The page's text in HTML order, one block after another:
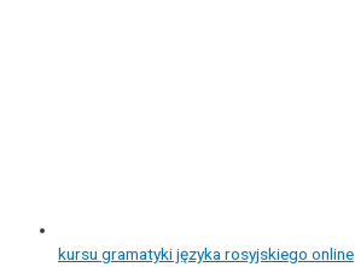
kursu gramatyki języka rosyjskiego online